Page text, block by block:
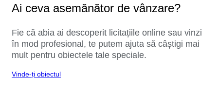
Ai ceva asemănător de vânzare?
Fie că abia ai descoperit licitațiile online sau vinzi
în mod profesional, te putem ajuta să câștigi mai
mult pentru obiectele tale speciale.
Vinde-ți obiectul